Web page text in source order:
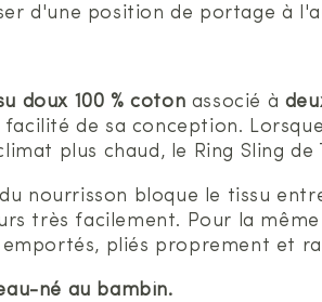
d'une position de portage à
doux 100 % coton associé à
facilité de sa conception.
plus chaud, le Ring Sling
nourrisson bloque le tissu
très facilement. Pour la
pliés proprement et
né au bambin.